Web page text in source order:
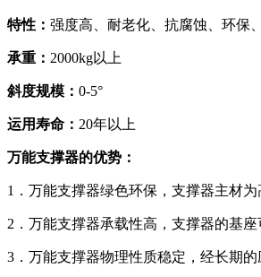
特性： 强度高、耐老化、抗腐蚀、环保
承重： 2000kg以上
斜度规模： 0-5°
运用寿命： 20年以上
万能支撑器的优势：
1．万能支撑器绿色环保，支撑器主材为
2．万能支撑器承载性高，支撑器的基
3．万能支撑器物理性质稳定，经长期